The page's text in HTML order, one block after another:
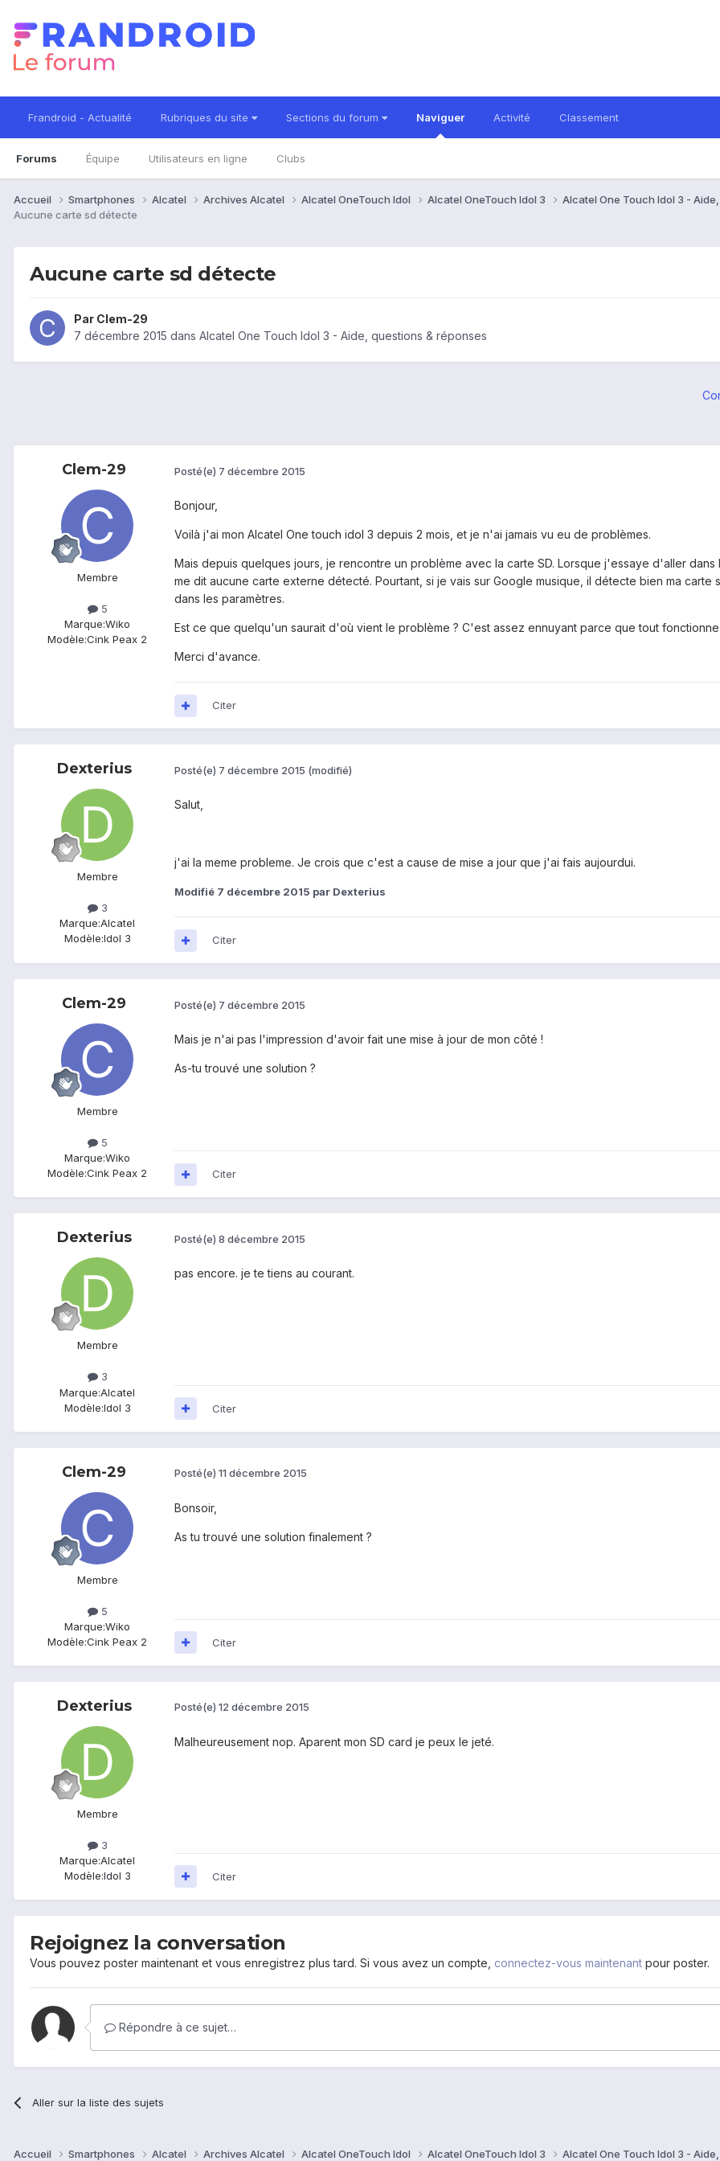
Frandroid - Actualité Rubriques du site Sections du forum Naviguer
Forums Équipe Utilisateurs en ligne Clubs
Activité Classement
Accueil Smartphones Alcatel Archives Alcatel Alcatel OneTouch Idol Alcatel OneTouch Idol 3
Alcatel One Touch Idol 3 -
Aucune carte sd détecte
Aucune carte sd détecte
Par Clem-29
7 décembre 2015 dans Alcatel One Touch Idol 3 - Aide, questions & réponses
Clem-29
Membre
5
Marque:Wiko
Modèle:Cink Peax 2
Posté(e) 7 décembre 2015
Bonjour,
Voilà j'ai mon Alcatel One touch idol 3 depuis 2 mois, et je n'ai jamais vu eu de problèmes.
Mais depuis quelques jours, je rencontre un problème avec la carte SD. Lorsque j'essaye d'aller
me dit aucune carte externe détecté. Pourtant, si je vais sur Google musique, il détecte bien ma
dans les paramètres.
Est ce que quelqu'un saurait d'où vient le problème ? C'est assez ennuyant parce que tout
Merci d'avance.
Citer
Dexterius
Membre
3
Marque:Alcatel
Modèle:Idol 3
Posté(e) 7 décembre 2015 (modifié)
Salut,
j'ai la meme probleme. Je crois que c'est a cause de mise a jour que j'ai fais aujourdui.
Modifié 7 décembre 2015 par Dexterius
Citer
Clem-29
Membre
5
Marque:Wiko
Modèle:Cink Peax 2
Posté(e) 7 décembre 2015
Mais je n'ai pas l'impression d'avoir fait une mise à jour de mon côté !
As-tu trouvé une solution ?
Citer
Dexterius
Membre
3
Marque:Alcatel
Modèle:Idol 3
Posté(e) 8 décembre 2015
pas encore. je te tiens au courant.
Citer
Clem-29
Membre
5
Marque:Wiko
Modèle:Cink Peax 2
Posté(e) 11 décembre 2015
Bonsoir,
As tu trouvé une solution finalement ?
Citer
Dexterius
Membre
3
Marque:Alcatel
Modèle:Idol 3
Posté(e) 12 décembre 2015
Malheureusement nop. Aparent mon SD card je peux le jeté.
Citer
Rejoignez la conversation
Vous pouvez poster maintenant et vous enregistrez plus tard. Si vous avez un compte, connectez-vous maintenant pour poster.
Répondre à ce sujet…
Aller sur la liste des sujets
Accueil Smartphones Alcatel Archives Alcatel Alcatel OneTouch Idol Alcatel OneTouch Idol 3 Alcatel One Touch Idol 3 -